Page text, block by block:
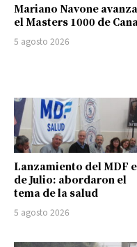
Mariano Navone
el Masters 1000 de
5 agosto 2026
Lanzamiento del MDF
de Julio: abordaron el
tema de la salud
5 agosto 2026